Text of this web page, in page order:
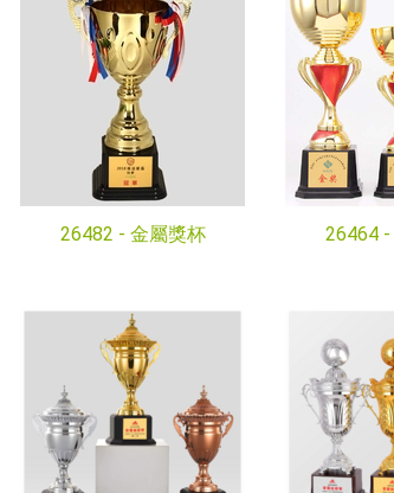
26482 - 金屬獎杯 26464 -